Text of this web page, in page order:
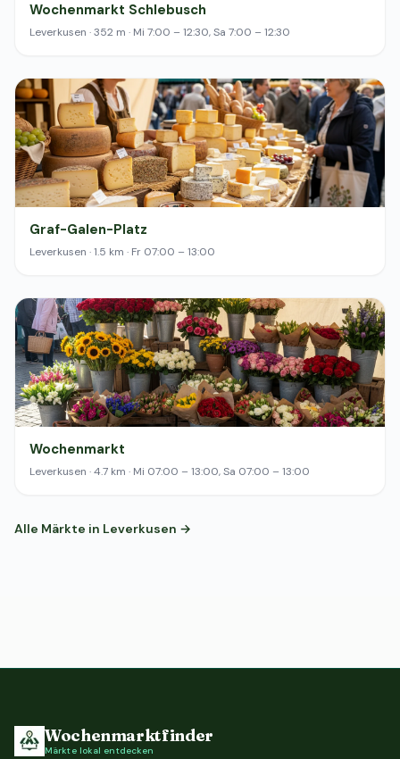
Wochenmarkt Schlebusch
Leverkusen · 352 m · Mi 7:00 – 12:30, Sa 7:00 – 12:30
Graf-Galen-Platz
Leverkusen · 1.5 km · Fr 07:00 – 13:00
Wochenmarkt
Leverkusen · 4.7 km · Mi 07:00 – 13:00, Sa 07:00 – 13:00
Alle Märkte in Leverkusen →
Wochenmarktfinder
Märkte lokal entdecken